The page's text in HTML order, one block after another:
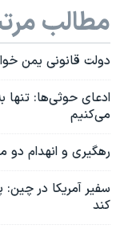
مطالب
دولت قانونی یمن
ادعای حوثی‌ها: تنها
می‌کنیم
رهگیری و انهدام
سفیر آمریکا در
کند